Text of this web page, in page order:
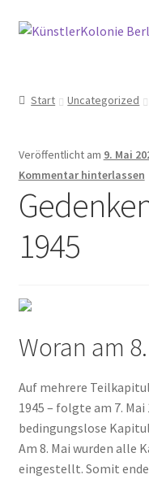
Zur
Zum
Aktivitäten
Anfahrt
Archiv
2015
2016
2017
2018
Start Uncategorized
Veröffentlicht am 9. Mai
Kommentar hinterlassen
1945
Woran am
Auf mehrere
1945 – folgte am 7.
bedingungslose
Am 8. Mai wurden alle
eingestellt. Somit